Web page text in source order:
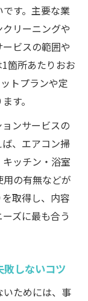
まとめ
る方法
めサービス
探る
ント
ン事例
れ
ク方法
場比較
点
考える
断基準
ヒント
す。主要な業
リーニングや
ビスの範囲や
箇所あたりおお
トプランや定
す。
ンサービスの
、エアコン掃
ッチン・浴室
の有無などが
取得し、内容
ズに最も合う
しないコツ
ためには、事